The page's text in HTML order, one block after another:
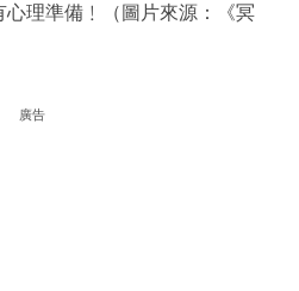
理準備﹗（圖片來源：《冥
廣告